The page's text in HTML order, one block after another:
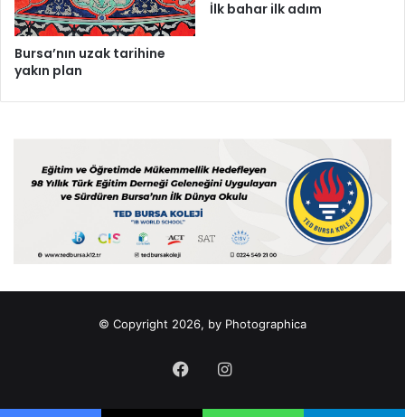
Bursa’nın uzak tarihine
yakın plan
İlk bahar ilk adım
© Copyright 2026, by Photographica
FacebookInstagram